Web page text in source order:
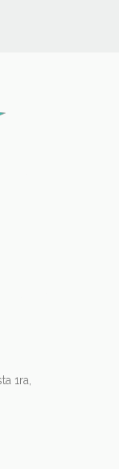
1ra,